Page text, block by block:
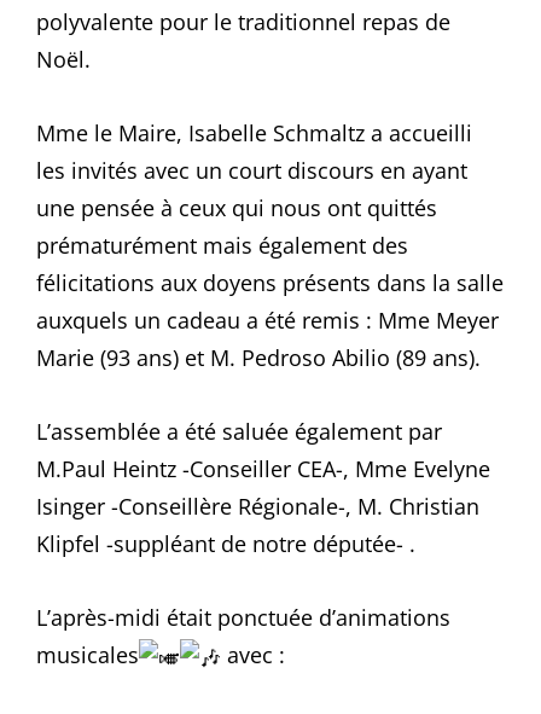
polyvalente pour le traditionnel repas de
Noël.
Mme le Maire, Isabelle Schmaltz a accueilli
les invités avec un court discours en ayant
une pensée à ceux qui nous ont quittés
prématurément mais également des
félicitations aux doyens présents dans la salle
auxquels un cadeau a été remis : Mme Meyer
Marie (93 ans) et M. Pedroso Abilio (89 ans).
L’assemblée a été saluée également par
M.Paul Heintz -Conseiller CEA-, Mme Evelyne
Isinger -Conseillère Régionale-, M. Christian
Klipfel -suppléant de notre députée- .
L’après-midi était ponctuée d’animations
musicales
avec :